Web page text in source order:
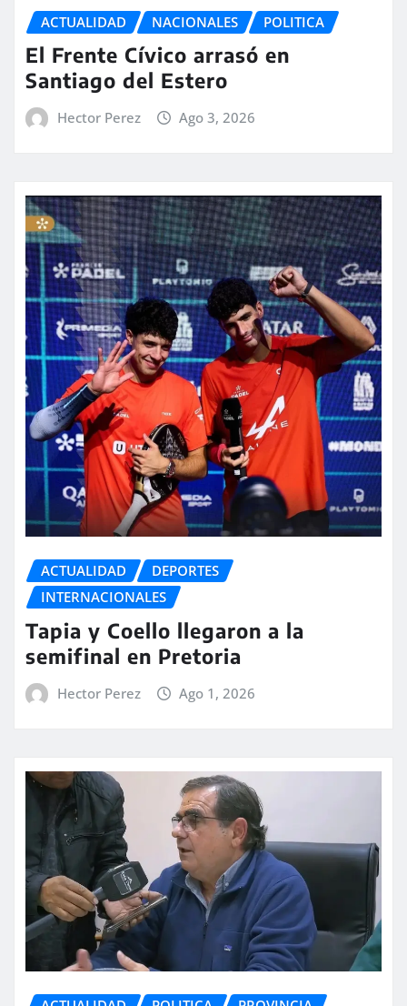
ACTUALIDAD NACIONALES POLITICA
El Frente Cívico arrasó en
Santiago del Estero
Hector Perez Ago 3, 2026
ACTUALIDAD
DEPORTES
INTERNACIONALES
Tapia y Coello llegaron a la
semifinal en Pretoria
Hector Perez Ago 1, 2026